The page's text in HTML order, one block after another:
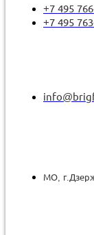
+7 495
+7 495
МО,